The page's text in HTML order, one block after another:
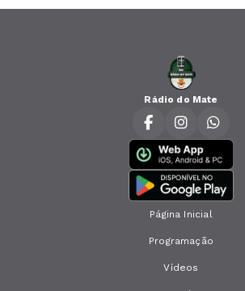
Rádio do Mate
Página Inicial
Programação
Vídeos